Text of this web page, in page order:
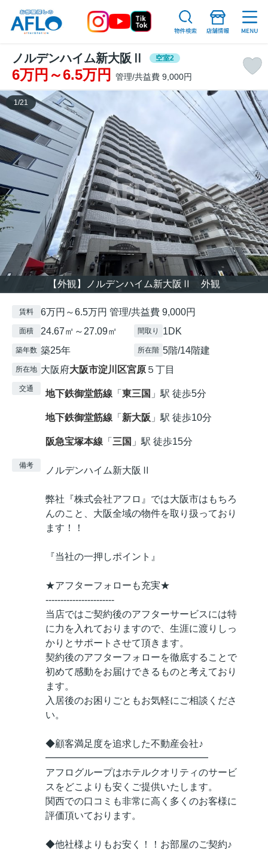
ノルデンハイム新大阪Ⅱ 空室2
6万円～6.5万円 管理/共益費 9,000円
【外観】ノルデンハイム新大阪Ⅱ 外観
1 /21
賃料 6万円～6.5万円 管理/共益費 9,000円
面積 24.67㎡～27.09㎡ 間取り 1DK
築年数 築25年 所在階 5階/14階建
所在地 大阪府大阪市淀川区宮原 ５丁目
交通 地下鉄御堂筋線 「 東三国 」駅 徒歩5分
地下鉄御堂筋線 「 新大阪 」駅 徒歩10分
阪急宝塚本線 「 三国 」駅 徒歩15分
備考 ノルデンハイム新大阪Ⅱ
弊社『株式会社アフロ』では大阪市はもちろ
んのこと、大阪全域の物件を取り扱っており
ます！！
『当社の一押しポイント』
★アフターフォローも充実★
-----------------------
当店ではご契約後のアフターサービスには特
に力を入れておりますので、生涯に渡りしっ
かりとサポートさせて頂きます。
契約後のアフターフォローを徹底することで
初めて感動をお届けできるものと考えており
ます。
入居後のお困りごともお気軽にご相談くださ
い。
◆顧客満足度を追求した不動産会社♪
━━━━━━━━━━━━━━━━━
アフログループはホテルクオリティのサービ
スをどこよりも安くご提供いたします。
関西での口コミも非常に高く多くのお客様に
評価頂いております。
◆他社様よりもお安く！！お部屋のご契約♪